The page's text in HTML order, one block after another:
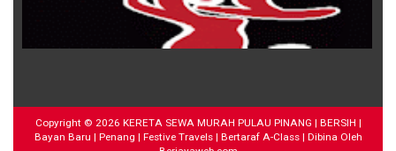
Copyright © 2026 KERETA SEWA MURAH PULAU PINANG | BERSIH |
Bayan Baru | Penang | Festive Travels | Bertaraf A-Class| Dibina Oleh